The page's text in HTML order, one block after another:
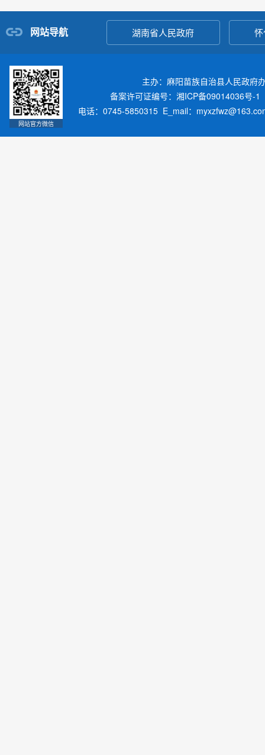
网站导航 湖南省人民政府
网站官方微信
主办：麻阳苗族自治县人民政
备案许可证编号：湘ICP备09014036号-1
电话：0745-5850315 E_mail：